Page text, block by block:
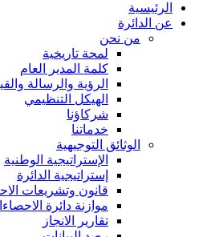
الرئيسية
عن الدائرة
من نحن
لمحة تاريخية
كلمة المدير العام
الرؤية والرسالة
الهيكل التنظيمي
شركاؤنا
خدماتنا
الوثائق التوجيهية
الإستراتيجية الوطنية
إستراتيجية الدائرة
قانون وتشريعات
موازنة دائرة
تقارير الانجاز